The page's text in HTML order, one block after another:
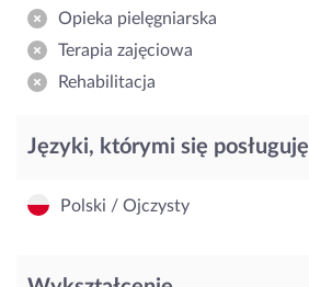
Opieka pielęgniarska
Terapia zajęciowa
Rehabilitacja
Języki, którymi się posługuję
Polski / Ojczysty